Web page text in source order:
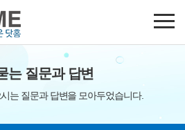
는 질문과 답변
는 질문과 답변을 모아두었습니다.